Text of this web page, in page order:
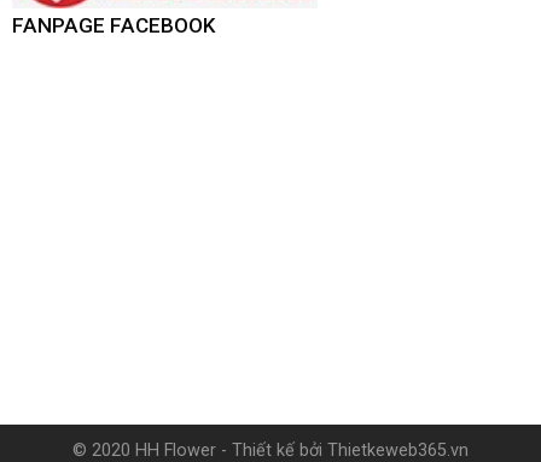
FANPAGE FACEBOOK
© 2020 HH Flower - Thiết kế bởi Thietkeweb365.vn